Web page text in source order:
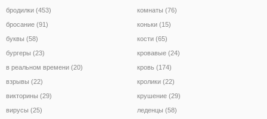
бродилки (453)
бросание (91)
буквы (58)
бургеры (23)
в реальном времени (20)
взрывы (22)
викторины (29)
вирусы (25)
комнаты (76)
коньки (15)
кости (65)
кровавые (24)
кровь (174)
кролики (22)
крушение (29)
леденцы (58)